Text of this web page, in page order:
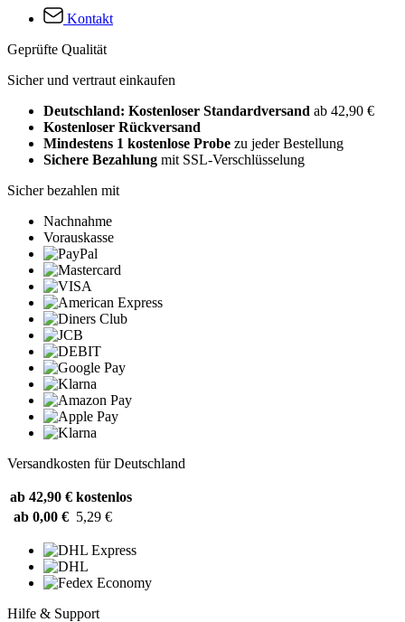
Kontakt
Geprüfte Qualität
Sicher und vertraut einkaufen
Deutschland: Kostenloser Standardversand ab 42,90 €
Kostenloser Rückversand
Mindestens 1 kostenlose Probe zu jeder Bestellung
Sichere Bezahlung mit SSL-Verschlüsselung
Sicher bezahlen mit
Nachnahme
Vorauskasse
Versandkosten für Deutschland
ab 42,90 € kostenlos
ab 0,00 € 5,29 €
Hilfe & Support